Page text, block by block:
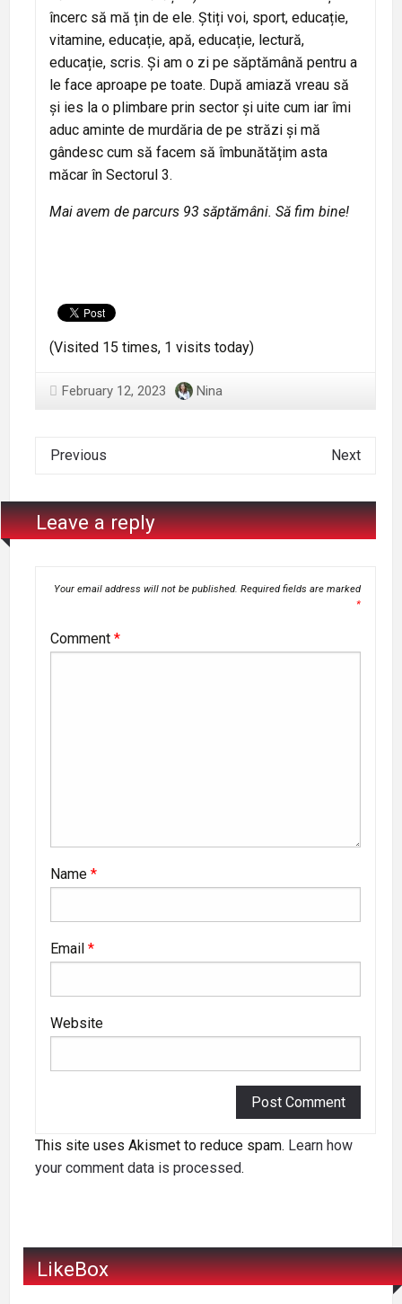
încerc să mă țin de ele. Știți voi, sport, educație,
vitamine, educație, apă, educație, lectură,
educație, scris. Și am o zi pe săptămână pentru a
le face aproape pe toate. După amiază vreau să
și ies la o plimbare prin sector și uite cum iar îmi
aduc aminte de murdăria de pe străzi și mă
gândesc cum să facem să îmbunătățim asta
măcar în Sectorul 3.
Mai avem de parcurs 93 săptămâni. Să fim bine!
(Visited 15 times, 1 visits today)
February 12, 2023 Nina
Previous Next
Leave a reply
Your email address will not be published. Required fields are marked
*
Comment *
Name *
Email *
Website
This site uses Akismet to reduce spam. Learn how
your comment data is processed.
LikeBox